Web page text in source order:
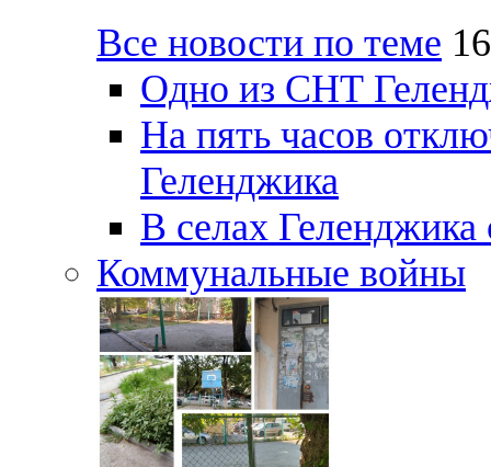
Все новости по теме
Одно из СНТ
На пять часов
Геленджика
В селах Геленджика
Коммунальные войны